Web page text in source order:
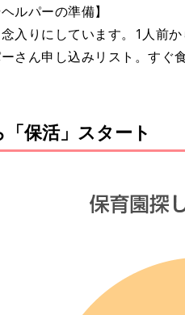
ルパーの準備】
入りにしています。1人前
さん申し込みリスト。すぐ
保活」スタート